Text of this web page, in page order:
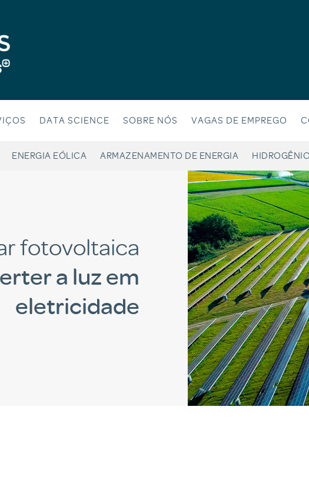
DATA SCIENCE SOBRE NÓS VAGAS DE EMPREGO
ENERGIA EÓLICA ARMAZENAMENTO DE ENERGIA
fotovoltaica
a luz em
eletricidade